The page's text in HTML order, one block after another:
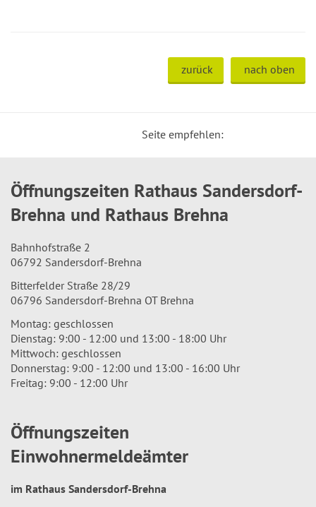
zurück nach oben
Seite empfehlen:
Öffnungszeiten Rathaus Sandersdorf-
Brehna und Rathaus Brehna
Bahnhofstraße 2
06792 Sandersdorf-Brehna
Bitterfelder Straße 28/29
06796 Sandersdorf-Brehna OT Brehna
Montag: geschlossen
Dienstag: 9:00 - 12:00 und 13:00 - 18:00 Uhr
Mittwoch: geschlossen
Donnerstag: 9:00 - 12:00 und 13:00 - 16:00 Uhr
Freitag: 9:00 - 12:00 Uhr
Öffnungszeiten
Einwohnermeldeämter
im Rathaus Sandersdorf-Brehna